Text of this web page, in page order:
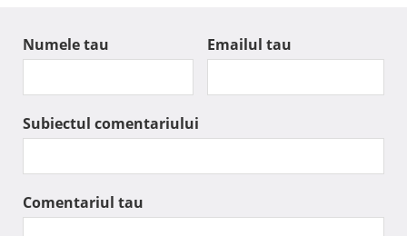
Numele tau Emailul tau
Subiectul comentariului
Comentariul tau